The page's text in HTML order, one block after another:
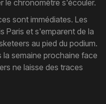
le chronomètre s'écouler.
sont immédiates. Les
Paris et s'emparent de la
au pied du podium.
semaine prochaine face
ne laisse des traces